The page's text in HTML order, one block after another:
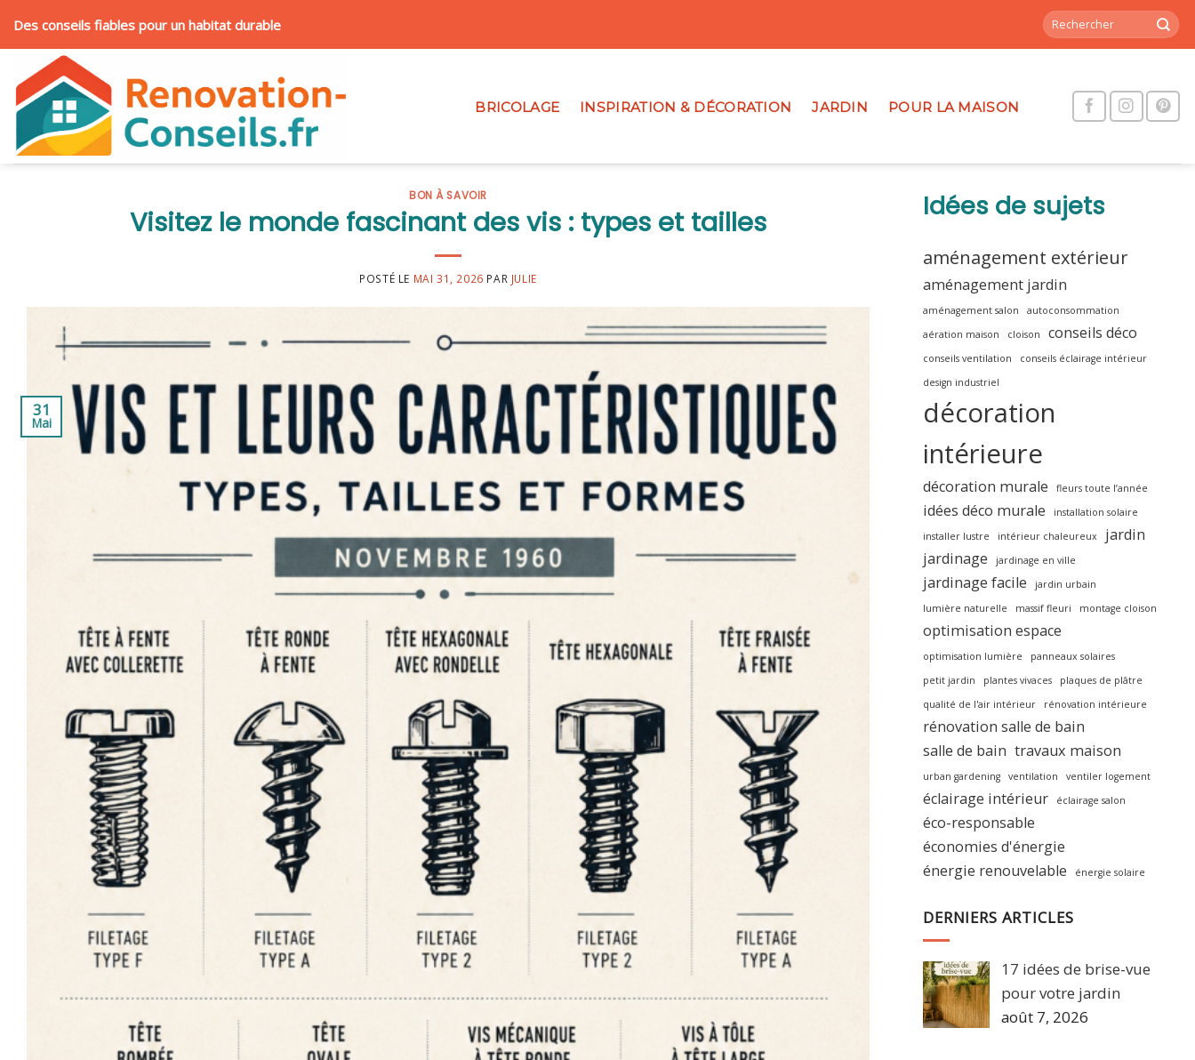
content
Des conseils fiables pour un habitat durable
BRICOLAGE INSPIRATION & DÉCORATION JARDIN POUR LA MAISON
BON À SAVOIR
Visitez le monde fascinant des vis : types et tailles
POSTÉ LE MAI 31, 2026 PAR JULIE
31
Mai
Idées de sujets
aménagement extérieur
aménagement jardin
aménagement salon
autoconsommation
aération maison
cloison conseils déco
conseils ventilation
conseils éclairage intérieur
design industriel
décoration
intérieure
décoration murale fleurs toute l’année
idées déco murale
installation solaire
installer lustre
intérieur chaleureux
jardin
jardinage
jardinage en ville
jardinage facile
jardin urbain
lumière naturelle
massif fleuri montage cloison
optimisation espace
optimisation lumière
panneaux solaires
petit jardin
plantes vivaces
plaques de plâtre
qualité de l'air intérieur
rénovation intérieure
rénovation salle de bain
salle de bain travaux maison
urban gardening ventilation ventiler logement
éclairage intérieur éclairage salon
éco-responsable
économies d'énergie
énergie renouvelable
énergie solaire
DERNIERS ARTICLES
17 idées de brise-vue
pour votre jardin
août 7, 2026